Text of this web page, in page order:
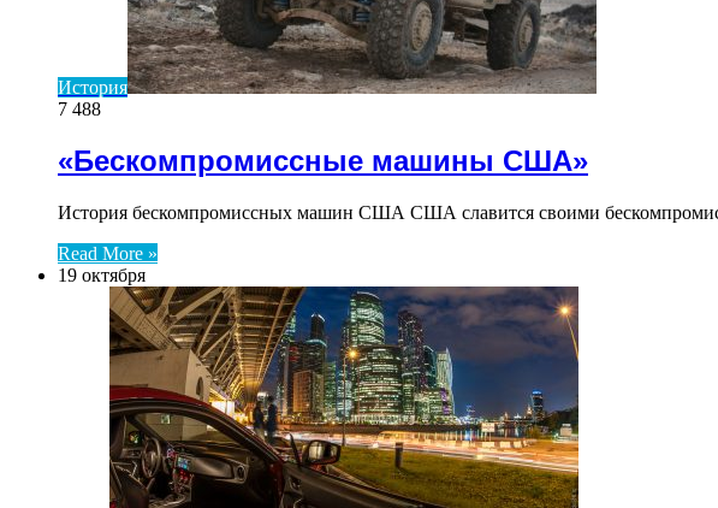
История
7 488
«Бескомпромиссные машины США»
История бескомпромиссных машин США США славится своими
Read More »
19 октября